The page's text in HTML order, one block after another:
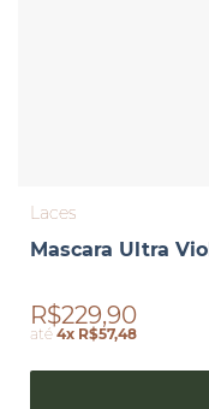
Laces
Mascara Ultra
R$229,90
até4x R$57,48